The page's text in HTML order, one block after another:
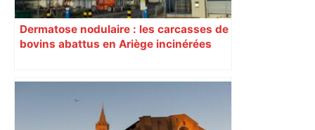
Dermatose nodulaire : les carcasses de
bovins abattus en Ariège incinérées